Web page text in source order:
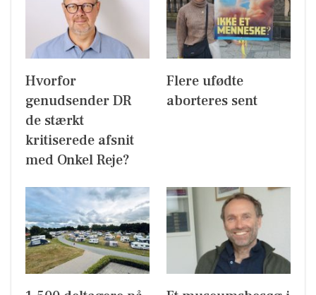
Hvorfor
genudsender DR
de stærkt
kritiserede afsnit
med Onkel Reje?
Flere ufødte
aborteres sent